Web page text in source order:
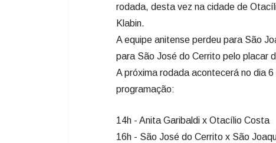
rodada, desta vez na cidade de
Klabin.
A equipe anitense perdeu para São
para São José do Cerrito pelo placar
A próxima rodada acontecerá no dia
programação:
14h - Anita Garibaldi x Otacílio Costa
16h - São José do Cerrito x São